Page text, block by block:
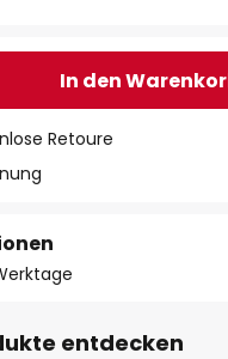
In den
Retoure
entdecken